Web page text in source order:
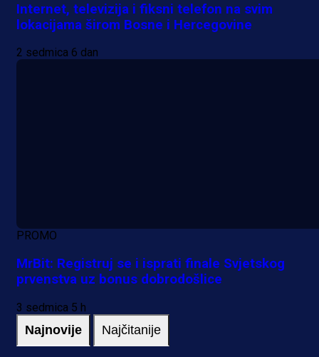
Internet, televizija i fiksni telefon na svim
lokacijama širom Bosne i Hercegovine
2 sedmica 6 dan
PROMO
MrBit: Registruj se i isprati finale Svjetskog
prvenstva uz bonus dobrodošlice
3 sedmica 5 h
Najnovije Najčitanije